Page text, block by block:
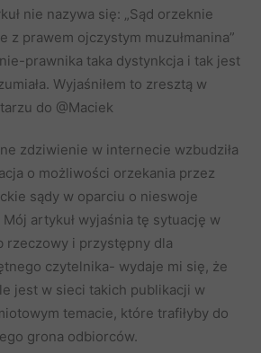
nie nazywa się: „Sąd orzeknie
z prawem ojczystym muzułmanina”
prawnika taka dystynkcja i tak jest
Wyjaśniłem to zresztą w
do @Maciek
zdziwienie w internecie wzbudziła
o możliwości orzekania przez
sądy w oparciu o nieswoje
Mój artykuł wyjaśnia tę sytuację w
rzeczowy i przystępny dla
czytelnika- wydaje mi się, że
jest w sieci takich publikacji w
temacie, które trafiłyby do
grona odbiorców.